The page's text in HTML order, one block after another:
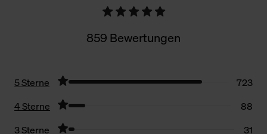
859 Bewertungen
5 Sterne
723
4 Sterne
88
3 Sterne
31